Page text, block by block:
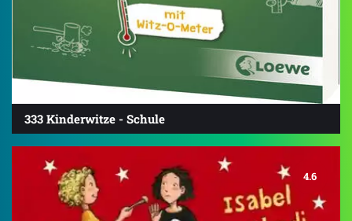
333 Kinderwitze - Schule
4.6